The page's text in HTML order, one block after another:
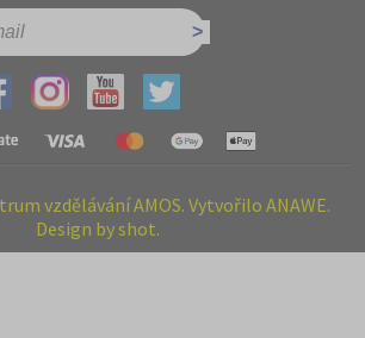
vzdělávání AMOS. Vytvořilo ANAWE.
Design by shot.